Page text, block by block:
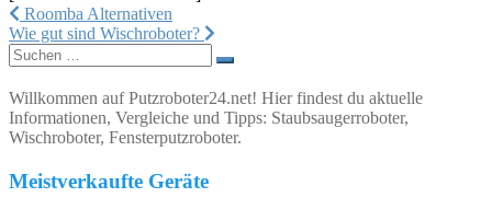
Beitragsnavigation
Roomba Alternativen
Wie gut sind Wischroboter?
Suchen
nach:
Willkommen auf Putzroboter24.net! Hier findest du aktuelle
Informationen, Vergleiche und Tipps: Staubsaugerroboter,
Wischroboter, Fensterputzroboter.
Meistverkaufte Geräte